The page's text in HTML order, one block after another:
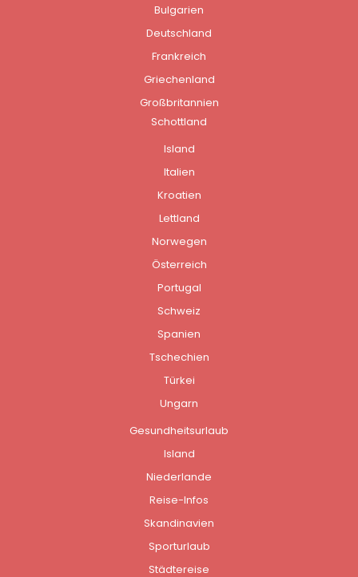
Bulgarien
Deutschland
Frankreich
Griechenland
Großbritannien
Schottland
Island
Italien
Kroatien
Lettland
Norwegen
Österreich
Portugal
Schweiz
Spanien
Tschechien
Türkei
Ungarn
Gesundheitsurlaub
Island
Niederlande
Reise-Infos
Skandinavien
Sporturlaub
Städtereise